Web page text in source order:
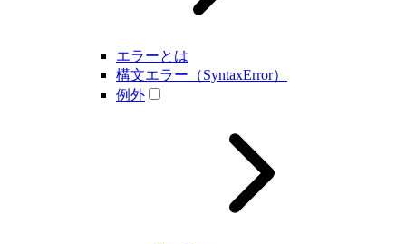
エラーとは
構文エラー（SyntaxError）
例外